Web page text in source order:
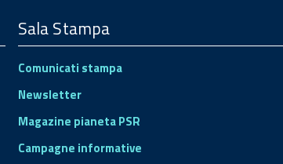
Sala Stampa
Comunicati stampa
Newsletter
Magazine pianeta PSR
Campagne informative